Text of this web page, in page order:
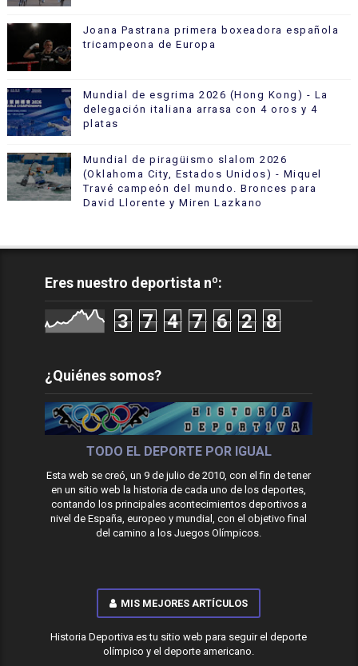
Joana Pastrana primera boxeadora española
tricampeona de Europa
Mundial de esgrima 2026 (Hong Kong) - La
delegación italiana arrasa con 4 oros y 4
platas
Mundial de piragüismo slalom 2026
(Oklahoma City, Estados Unidos) - Miquel
Travé campeón del mundo. Bronces para
David Llorente y Miren Lazkano
Eres nuestro deportista nº:
3 7 4 7 6 2 8
¿Quiénes somos?
TODO EL DEPORTE POR IGUAL
Esta web se creó, un 9 de julio de 2010, con el fin de tener
en un sitio web la historia de cada uno de los deportes,
contando los principales acontecimientos deportivos a
nivel de España, europeo y mundial, con el objetivo final
del camino a los Juegos Olímpicos.
MIS MEJORES ARTÍCULOS
Historia Deportiva es tu sitio web para seguir el deporte
olímpico y el deporte americano.